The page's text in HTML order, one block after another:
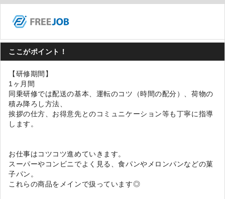
ここがポイント！
【研修期間】
1ヶ月間
同乗研修では配送の基本、運転のコツ（時間の配分）、荷物の
積み降ろし方法、
挨拶の仕方、お得意先とのコミュニケーション等も丁寧に指導
します。
お仕事はコツコツ進めていきます。
スーパーやコンビニでよく見る、食パンやメロンパンなどの菓
子パン。
これらの商品をメインで扱っています◎